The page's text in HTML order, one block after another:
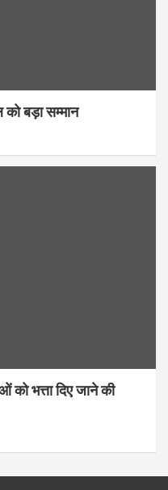
को बड़ा सम्मान
को भत्ता दिए जाने की